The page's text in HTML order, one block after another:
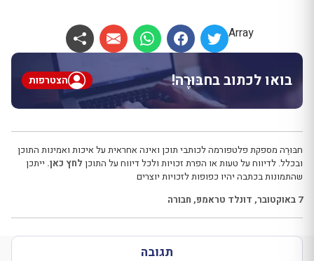
Array
בואו לכתוב בחבּוּרֶה! הצטרפות
חבּוּרֶה מספקת פלטפורמה לכותבי תוכן ואינה אחראית על איכות ואמינות התוכן
ובכלל. לדיווח על טעות או הפרת זכויות ולכל דיווח על התוכן לחץ כאן. ייתכן
שהתמונות בכתבה יהיו כפופות לזכויות יוצרים
7 באוקטובר
, דונלד טראמפ, חבורה
תגובה